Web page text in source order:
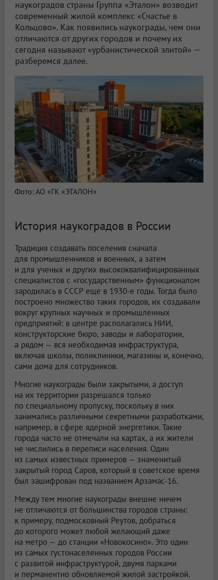
наукоградов страны Группа «Эталон» возводит
современный жилой комплекс «Счастье в
Кольцово». Как появились наукограды, чем они
отличаются от других городов и почему их
сегодня называют «урбанистической элитой» —
разберемся далее.
Фото: АО «ГК «ЭТАЛОН»
История наукоградов в России
Традиция создавать поселения сначала
для промышленников и военных, а затем
и для ученых и других высококвалифицированных
специалистов с «государственным» функционалом
зародилась в СССР еще в 1930-е годы. Тогда было
построено множество таких городов, их создавали
вокруг крупных научных и промышленных
предприятий: в центре располагались НИИ,
конструкторские бюро, заводы и лаборатории,
а рядом — вся необходимая инфраструктура,
включая школы, поликлиники, магазины и, конечно,
сами дома для сотрудников.
Многие наукограды были закрытыми, а доступ
на их территории разрешался только
по специальному пропуску, поскольку в них
занимались различными секретными разработками,
например, в сфере ядерной энергетики. Такие
города часто не отмечали на картах, а их жители
не числились в переписи населения. Один
из самых известных примеров — знаменитый
закрытый город Саров, который в советское время
был зашифрован под названием Арзамас-16.
Между тем многие наукограды внешне ничем
не отличаются от большинства городов страны:
к примеру, подмосковный Реутов, добраться
до которого может любой желающий даже
на метро — до станции «Новокосино». Это один
из самых густонаселенных городов России
с развитой инфраструктурой, двумя парками
и перманентно обновляемой жилой застройкой.